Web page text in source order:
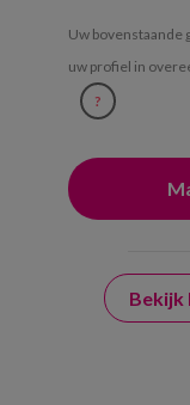
Uw bovenstaande
uw profiel in
?
Bekijk